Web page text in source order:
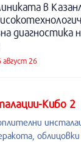
в
диагностика
август 26
Кибо 2